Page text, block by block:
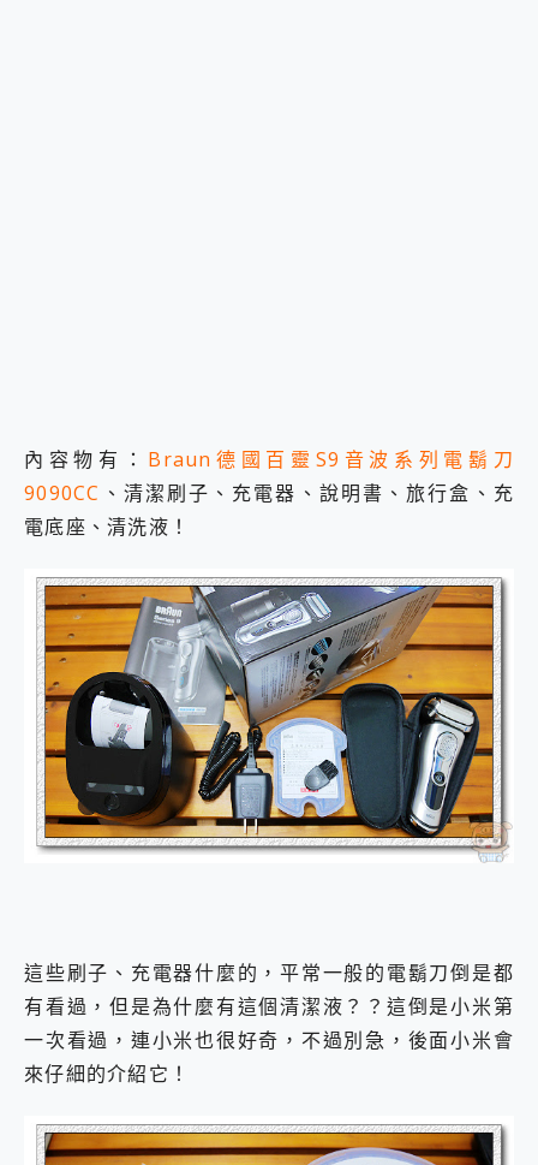
內容物有： Braun德國百靈S9音波系列電鬍刀
9090CC 、清潔刷子、充電器、說明書、旅行盒、充
電底座、清洗液！
這些刷子、充電器什麼的，平常一般的電鬍刀倒是都
有看過，但是為什麼有這個清潔液？？這倒是小米第
一次看過，連小米也很好奇，不過別急，後面小米會
來仔細的介紹它！